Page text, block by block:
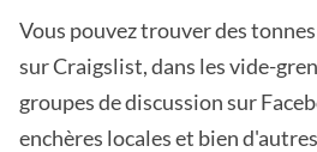
Vous pouvez trouver des
sur Craigslist, dans les vide-
groupes de discussion sur
enchères locales et bien